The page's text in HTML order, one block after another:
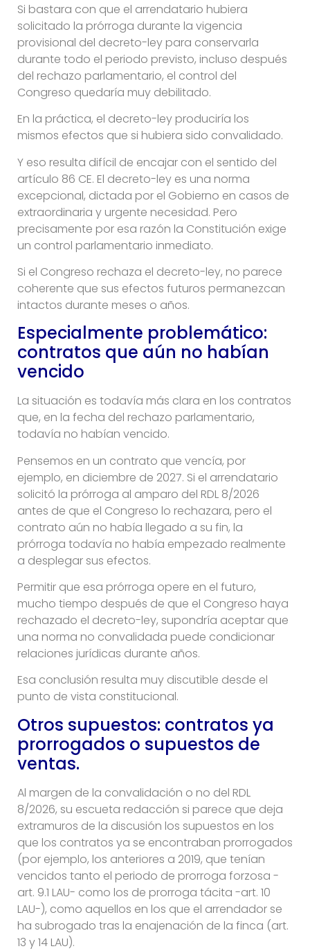
Si bastara con que el arrendatario hubiera
solicitado la prórroga durante la vigencia
provisional del decreto-ley para conservarla
durante todo el periodo previsto, incluso después
del rechazo parlamentario, el control del
Congreso quedaría muy debilitado.
En la práctica, el decreto-ley produciría los
mismos efectos que si hubiera sido convalidado.
Y eso resulta difícil de encajar con el sentido del
artículo 86 CE. El decreto-ley es una norma
excepcional, dictada por el Gobierno en casos de
extraordinaria y urgente necesidad. Pero
precisamente por esa razón la Constitución exige
un control parlamentario inmediato.
Si el Congreso rechaza el decreto-ley, no parece
coherente que sus efectos futuros permanezcan
intactos durante meses o años.
Especialmente problemático:
contratos que aún no habían
vencido
La situación es todavía más clara en los contratos
que, en la fecha del rechazo parlamentario,
todavía no habían vencido.
Pensemos en un contrato que vencía, por
ejemplo, en diciembre de 2027. Si el arrendatario
solicitó la prórroga al amparo del RDL 8/2026
antes de que el Congreso lo rechazara, pero el
contrato aún no había llegado a su fin, la
prórroga todavía no había empezado realmente
a desplegar sus efectos.
Permitir que esa prórroga opere en el futuro,
mucho tiempo después de que el Congreso haya
rechazado el decreto-ley, supondría aceptar que
una norma no convalidada puede condicionar
relaciones jurídicas durante años.
Esa conclusión resulta muy discutible desde el
punto de vista constitucional.
Otros supuestos: contratos ya
prorrogados o supuestos de
ventas.
Al margen de la convalidación o no del RDL
8/2026, su escueta redacción si parece que deja
extramuros de la discusión los supuestos en los
que los contratos ya se encontraban prorrogados
(por ejemplo, los anteriores a 2019, que tenían
vencidos tanto el periodo de prorroga forzosa -
art. 9.1 LAU- como los de prorroga tácita -art. 10
LAU-), como aquellos en los que el arrendador se
ha subrogado tras la enajenación de la finca (art.
13 y 14 LAU).